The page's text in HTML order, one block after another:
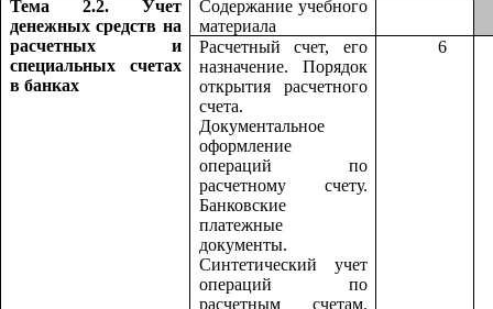
Тема 2.2. Учет
денежных средств на
расчетных и
специальных счетах
в банках
Содержание учебного
материала
Расчетный счет, его
назначение. Порядок
открытия расчетного
счета.
Документальное
оформление
операций по
расчетному счету.
Банковские
платежные
документы.
Синтетический учет
операций по
расчетным счетам.
6